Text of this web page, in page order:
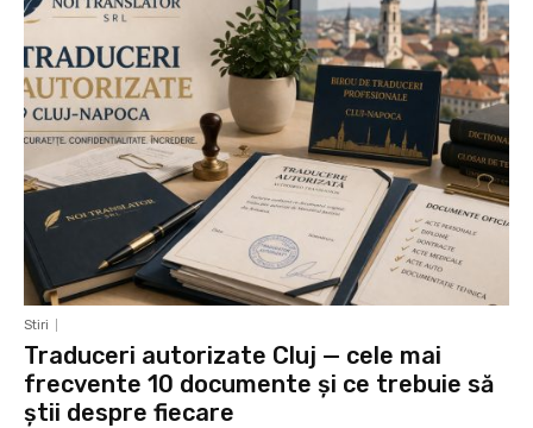
Stiri
Traduceri autorizate Cluj — cele mai
frecvente 10 documente și ce trebuie să
știi despre fiecare